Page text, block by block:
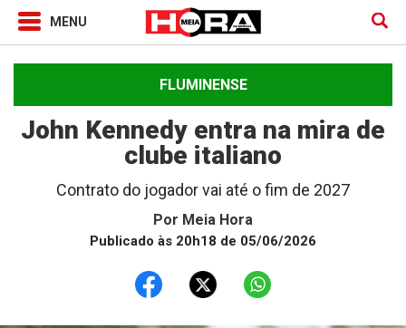
FLUMINENSE
John Kennedy entra na mira de
clube italiano
Contrato do jogador vai até o fim de 2027
Por Meia Hora
Publicado às 20h18 de 05/06/2026